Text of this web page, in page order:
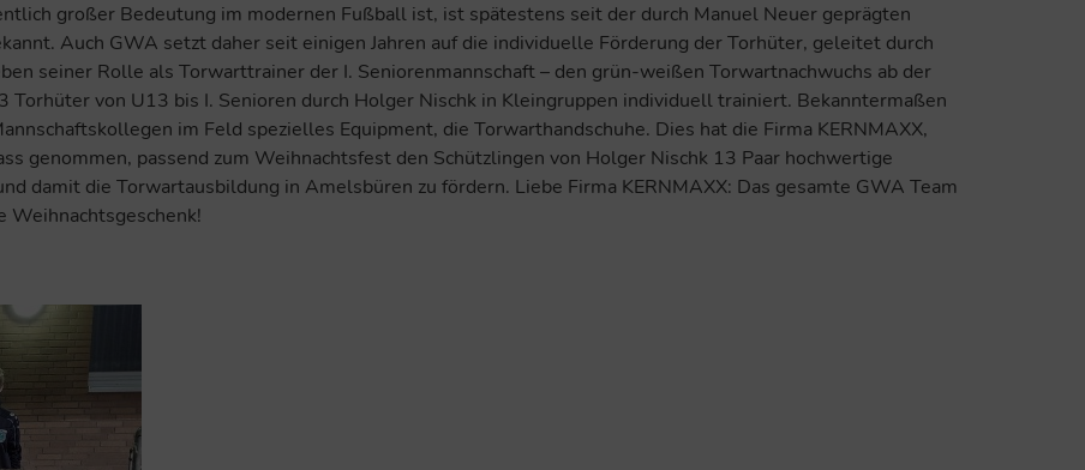
großer Bedeutung im modernen Fußball ist, ist spätestens seit der durch Manuel Neuer geprägten
Auch GWA setzt daher seit einigen Jahren auf die individuelle Förderung der Torhüter, geleitet durch
seiner Rolle als Torwarttrainer der I. Seniorenmannschaft – den grün-weißen Torwartnachwuchs ab der
von U13 bis I. Senioren durch Holger Nischk in Kleingruppen individuell trainiert. Bekanntermaßen
im Feld spezielles Equipment, die Torwarthandschuhe. Dies hat die Firma KERNMAXX,
genommen, passend zum Weihnachtsfest den Schützlingen von Holger Nischk 13 Paar hochwertige
damit die Torwartausbildung in Amelsbüren zu fördern. Liebe Firma KERNMAXX: Das gesamte GWA Team
Weihnachtsgeschenk!